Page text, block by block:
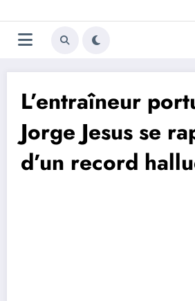
au
contenu
L’entraîneur
Jorge Jesus se
d’un record